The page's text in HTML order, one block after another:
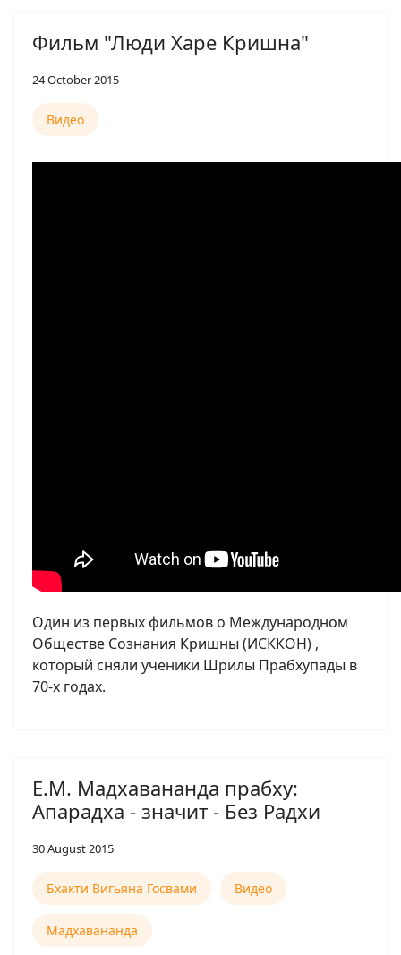
Фильм "Люди Харе Кришна"
24 October 2015
Видео
Один из первых фильмов о Международном
Обществе Сознания Кришны (ИСККОН) ,
который сняли ученики Шрилы Прабхупады в
70-х годах.
Е.М. Мадхавананда прабху:
Апарадха - значит - Без Радхи
30 August 2015
Бхакти Вигьяна Госвами Видео
Мадхавананда